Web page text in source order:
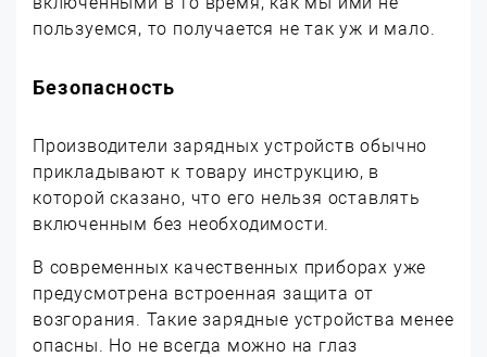
пользуемся, то получается не так уж и мало.
Безопасность
Производители зарядных устройств обычно
прикладывают к товару инструкцию, в
которой сказано, что его нельзя оставлять
включенным без необходимости.
В современных качественных приборах уже
предусмотрена встроенная защита от
возгорания. Такие зарядные устройства менее
опасны. Но не всегда можно на глаз